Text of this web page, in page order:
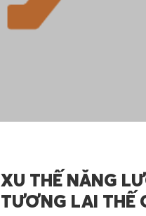
XU THẾ NĂNG
TƯƠNG LAI THẾ